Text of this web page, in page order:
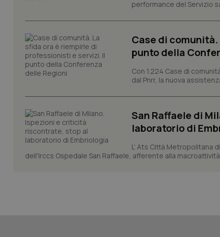
performance del Servizio
Case di
punto della
Con 1.224 Case di
dal Pnrr, la nuova
San Raffaele di
laboratorio di
L’ Ats Città Metropolitana
dell'Irccs Ospedale San Raffaele, afferente alla
tracking-enable
tracking-sites-
session-id
_ga